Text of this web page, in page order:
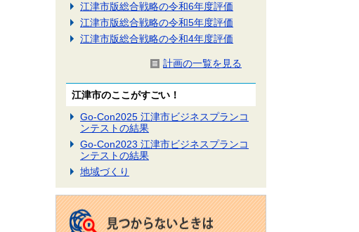
江津市版総合戦略の令和6年度評価
江津市版総合戦略の令和5年度評価
江津市版総合戦略の令和4年度評価
計画の一覧を見る
江津市のここがすごい！
Go-Con2025 江津市ビジネスプランコ
ンテストの結果
Go-Con2023 江津市ビジネスプランコ
ンテストの結果
地域づくり